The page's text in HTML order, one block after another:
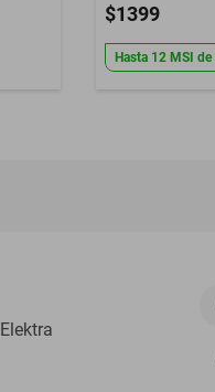
$1399
Hasta 12 MSI de
Elektra